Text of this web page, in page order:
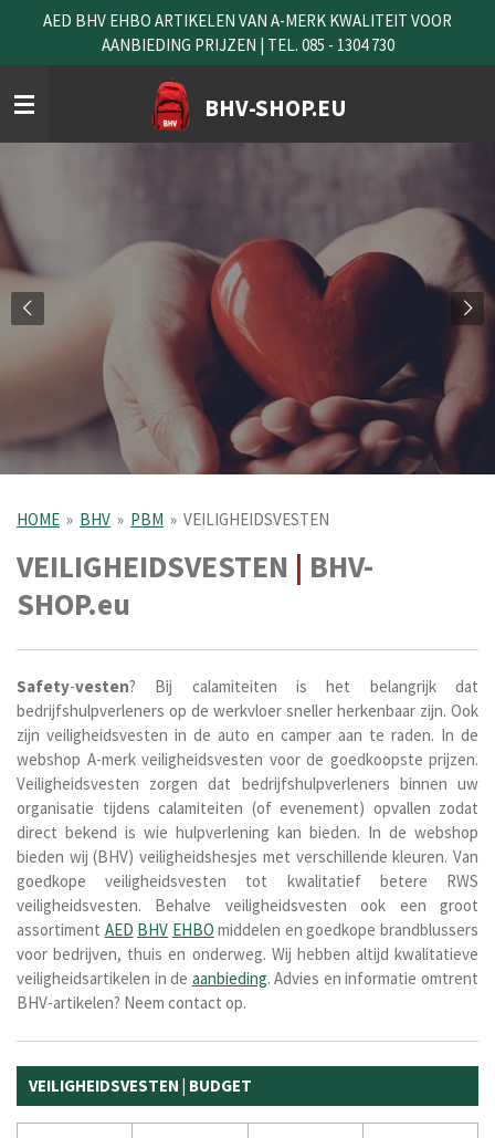
naar
de
hoofdinhoud
BHV-SHOP.EU
AED BHV EHBO ARTIKELEN VAN A-MERK KWALITEIT VOOR
AANBIEDING PRIJZEN | TEL. 085 - 1304 730
HOME » BHV » PBM » VEILIGHEIDSVESTEN
VEILIGHEIDSVESTEN | BHV-
SHOP.eu
Safety-vesten? Bij calamiteiten is het belangrijk dat
bedrijfshulpverleners op de werkvloer sneller herkenbaar zijn. Ook
zijn veiligheidsvesten in de auto en camper aan te raden. In de
webshop A-merk veiligheidsvesten voor de goedkoopste prijzen.
Veiligheidsvesten zorgen dat bedrijfshulpverleners binnen uw
organisatie tijdens calamiteiten (of evenement) opvallen zodat
direct bekend is wie hulpverlening kan bieden. In de webshop
bieden wij (BHV) veiligheidshesjes met verschillende kleuren. Van
goedkope veiligheidsvesten tot kwalitatief betere RWS
veiligheidsvesten. Behalve veiligheidsvesten ook een groot
assortiment AED BHV EHBO middelen en goedkope brandblussers
voor bedrijven, thuis en onderweg. Wij hebben altijd kwalitatieve
veiligheidsartikelen in de aanbieding.Advies en informatie omtrent
BHV-artikelen? Neem contact op.
VEILIGHEIDSVESTEN | BUDGET